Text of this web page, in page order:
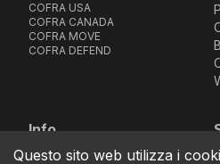
COFRA USA
COFRA CANADA
COFRA MOVE
COFRA DEFEND
Info
Via dell’Euro 53-57-59,
76121 Barletta - BT -
Questo sito web utilizza i